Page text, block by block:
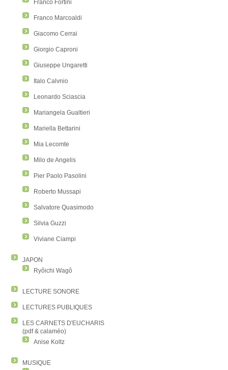
Franco Fortini
Franco Marcoaldi
Giacomo Cerrai
Giorgio Caproni
Giuseppe Ungaretti
Italo Calvnio
Leonardo Sciascia
Mariangela Gualtieri
Mariella Bettarini
Mia Lecomte
Milo de Angelis
Pier Paolo Pasolini
Roberto Mussapi
Salvatore Quasimodo
Silvia Guzzi
Viviane Ciampi
JAPON
Ryôichi Wagô
LECTURE SONORE
LECTURES PUBLIQUES
LES CARNETS D'EUCHARIS
(pdf & calaméo)
Anise Koltz
MUSIQUE